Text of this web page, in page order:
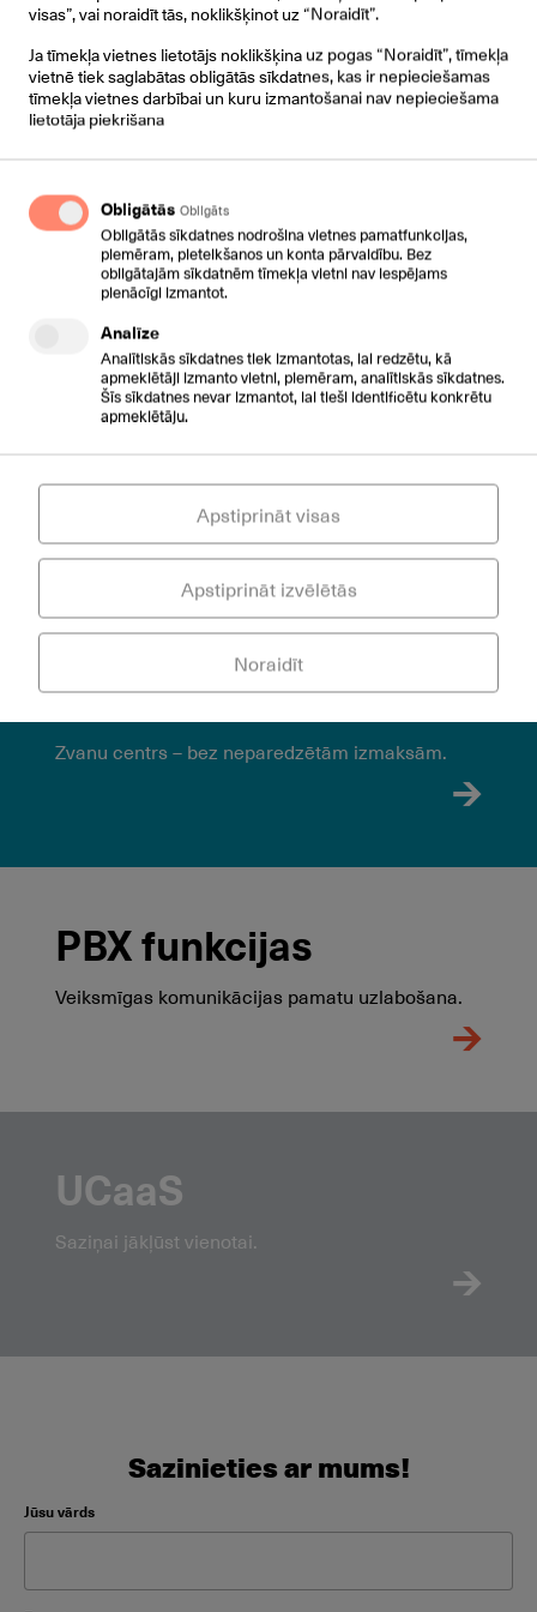
Viena platforma- dažādi servisi
Softclients
Vienkāršojiet saziņu!
Cloud vai PBX?
Būtiskās tehniskās atšķirības.
Call Center
Zvanu centrs – bez neparedzētām izmaksām.
PBX funkcijas
Veiksmīgas komunikācijas pamatu uzlabošana.
UCaaS
Saziņai jākļūst vienotai.
Sazinieties ar mums!
Jūsu vārdsleave this field empty.
visas”, vai noraidīt tās, noklikšķinot uz “Noraidīt”.
Ja tīmekļa vietnes lietotājs noklikšķina uz pogas “Noraidīt”, tīmekļa
vietnē tiek saglabātas obligātās sīkdatnes, kas ir nepieciešamas
tīmekļa vietnes darbībai un kuru izmantošanai nav nepieciešama
lietotāja piekrišana
Obligātās Obligāts
Obligātās sīkdatnes nodrošina vietnes pamatfunkcijas,
piemēram, pieteikšanos un konta pārvaldību. Bez
obligātajām sīkdatnēm tīmekļa vietni nav iespējams
pienācīgi izmantot.
Analīze
Analītiskās sīkdatnes tiek izmantotas, lai redzētu, kā
apmeklētāji izmanto vietni, piemēram, analītiskās sīkdatnes.
Šīs sīkdatnes nevar izmantot, lai tieši identificētu konkrētu
apmeklētāju.
Noraidīt
Apstiprināt izvēlētās
Apstiprināt visas